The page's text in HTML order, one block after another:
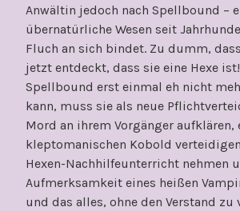
Anwältin jedoch nach Spellbound –
übernatürliche Wesen seit
Fluch an sich bindet. Zu dumm,
jetzt entdeckt, dass sie eine Hexe
Spellbound erst einmal eh nicht
kann, muss sie als neue
Mord an ihrem Vorgänger aufklären,
kleptomanischen Kobold
Hexen-Nachhilfeunterricht nehmen
Aufmerksamkeit eines heißen
und das alles, ohne den Verstand zu